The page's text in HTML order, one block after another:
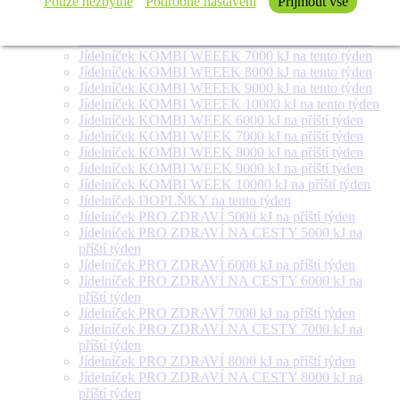
týden
Jídelníček KOMBI WEEEK 7000 kJ na tento týden
Jídelníček KOMBI WEEEK 8000 kJ na tento týden
Jídelníček KOMBI WEEEK 9000 kJ na tento týden
Jídelníček KOMBI WEEEK 10000 kJ na tento týden
Jídelníček KOMBI WEEK 6000 kJ na příští týden
Jídelníček KOMBI WEEK 7000 kJ na příští týden
Jídelníček KOMBI WEEK 8000 kJ na příští týden
Jídelníček KOMBI WEEK 9000 kJ na příští týden
Jídelníček KOMBI WEEK 10000 kJ na příští týden
Jídelníček DOPLŇKY na tento týden
Jídelníček PRO ZDRAVÍ 5000 kJ na příští týden
Jídelníček PRO ZDRAVÍ NA CESTY 5000 kJ na
příští týden
Jídelníček PRO ZDRAVÍ 6000 kJ na příští týden
Jídelníček PRO ZDRAVÍ NA CESTY 6000 kJ na
příští týden
Jídelníček PRO ZDRAVÍ 7000 kJ na příští týden
Jídelníček PRO ZDRAVÍ NA CESTY 7000 kJ na
příští týden
Jídelníček PRO ZDRAVÍ 8000 kJ na příští týden
Jídelníček PRO ZDRAVÍ NA CESTY 8000 kJ na
příští týden